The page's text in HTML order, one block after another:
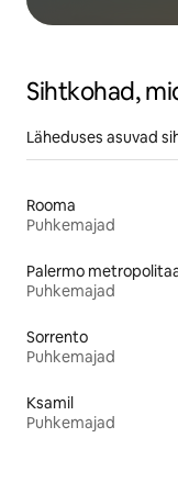
Sihtkohad,
Läheduses asuvad
Rooma
Puhkemajad
Palermo
Puhkemajad
Sorrento
Puhkemajad
Ksamil
Puhkemajad